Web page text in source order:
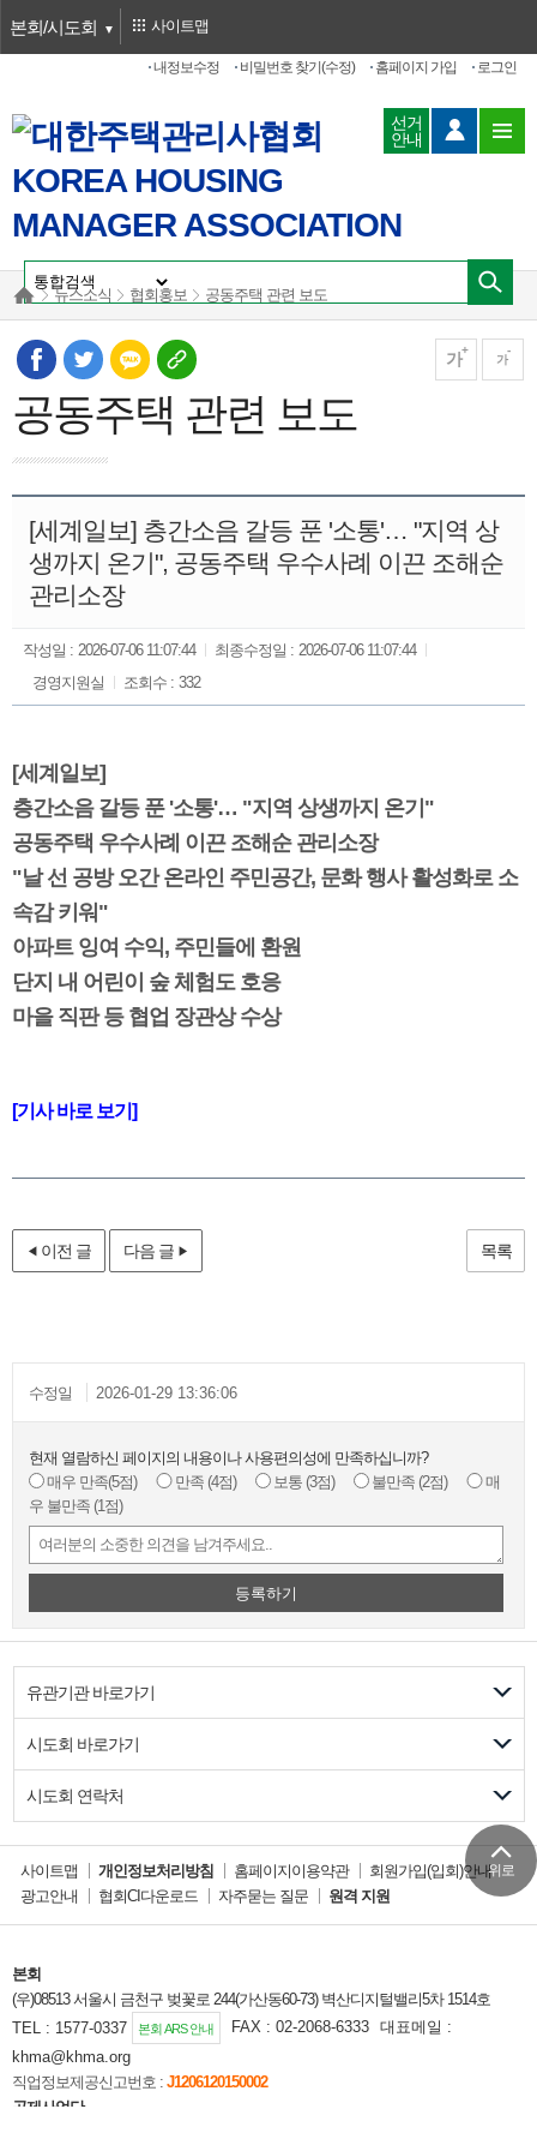
본회/시도회
로그인
홈페이지 가입
비밀번호 찾기(수정)
내정보수정
사이트맵
선거
안내
뉴스소식 협회홍보 공동주택 관련 보도
가 가
공동주택 관련 보도
[세계일보] 층간소음 갈등 푼 '소통'… "지역 상
생까지 온기", 공동주택 우수사례 이끈 조해순
관리소장
작성일 : 2026-07-06 11:07:44 최종수정일 : 2026-07-06 11:07:44
경영지원실
조회수 : 332
[세계일보]
층간소음 갈등 푼 '소통'… "지역 상생까지 온기"
공동주택 우수사례 이끈 조해순 관리소장
"날 선 공방 오간 온라인 주민공간, 문화 행사 활성화로 소
속감 키워"
아파트 잉여 수익, 주민들에 환원
단지 내 어린이 숲 체험도 호응
마을 직판 등 협업 장관상 수상
[기사 바로 보기]
이전 글 다음 글 목록
수정일 2026-01-29 13:36:06
현재 열람하신 페이지의 내용이나 사용편의성에 만족하십니까?
매우 만족(5점) 만족 (4점) 보통 (3점) 불만족 (2점)
매
우 불만족 (1점)
등록하기
유관기관 바로가기
시도회 바로가기
시도회 연락처
사이트맵 개인정보처리방침 홈페이지이용약관
회원가입(입회)안내
광고안내
협회CI다운로드 자주묻는 질문 원격 지원
본회
(우)08513 서울시 금천구 벚꽃로 244(가산동60-73) 벽산디지털밸리5차 1514호
TEL : 1577-0337
본회 ARS 안내 FAX : 02-2068-6333
대표메일 :
khma@khma.org
직업정보제공신고번호 : J1206120150002
공제사업단
위로